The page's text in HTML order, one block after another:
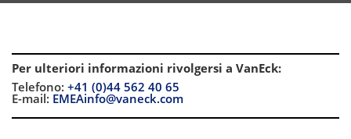
Per ulteriori informazioni rivolgersi a VanEck:
Telefono: +41 (0)44 562 40 65
E-mail: EMEAinfo@vaneck.com